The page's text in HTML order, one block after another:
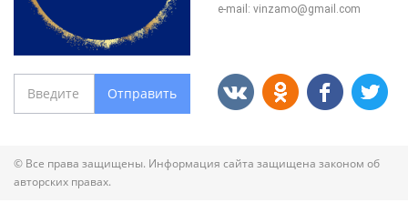
e-mail: vinzamo@gmail.com
Отправить
© Все права защищены. Информация сайта защищена законом об
авторских правах.